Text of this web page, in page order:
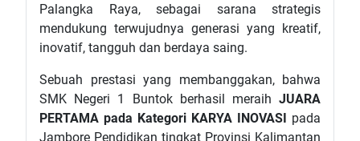
Palangka Raya, sebagai sarana strategis
mendukung terwujudnya generasi yang kreatif,
inovatif, tangguh dan berdaya saing.
Sebuah prestasi yang membanggakan, bahwa
SMK Negeri 1 Buntok berhasil meraih JUARA
PERTAMA pada Kategori KARYA INOVASI pada
Jambore Pendidikan tingkat Provinsi Kalimantan